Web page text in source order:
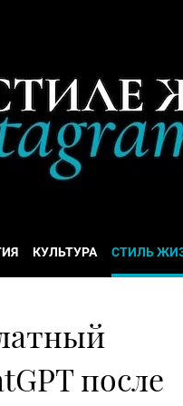
КУЛЬТУРА СТИЛЬ
после